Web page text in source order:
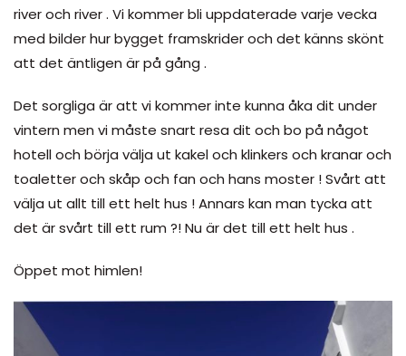
river och river . Vi kommer bli uppdaterade varje vecka
med bilder hur bygget framskrider och det känns skönt
att det äntligen är på gång .
Det sorgliga är att vi kommer inte kunna åka dit under
vintern men vi måste snart resa dit och bo på något
hotell och börja välja ut kakel och klinkers och kranar och
toaletter och skåp och fan och hans moster ! Svårt att
välja ut allt till ett helt hus ! Annars kan man tycka att
det är svårt till ett rum ?! Nu är det till ett helt hus .
Öppet mot himlen!